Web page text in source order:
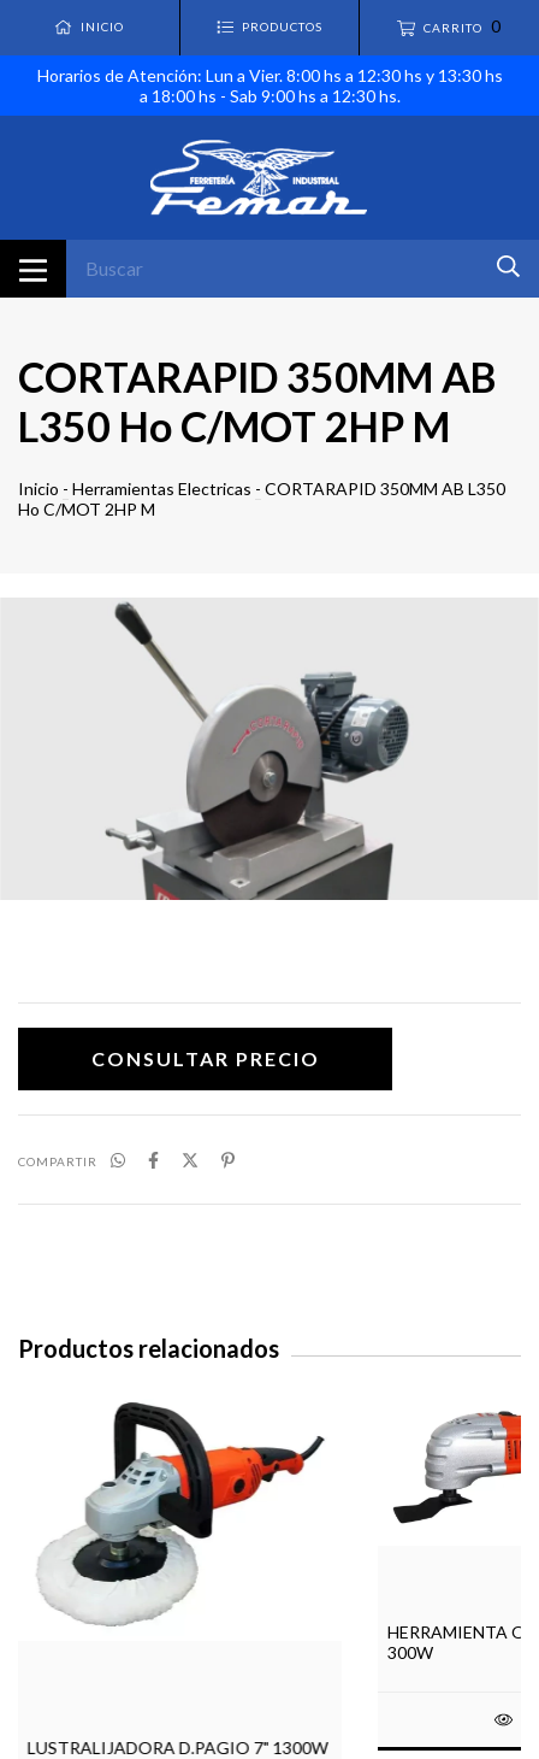
INICIO PRODUCTOS CARRITO 0
Horarios de Atención: Lun a Vier. 8:00 hs a 12:30 hs y 13:30 hs
a 18:00 hs - Sab 9:00 hs a 12:30 hs.
CORTARAPID 350MM AB
L350 Ho C/MOT 2HP M
Inicio - Herramientas Electricas - CORTARAPID 350MM AB L350
Ho C/MOT 2HP M
COMPARTIR
Productos relacionados
LUSTRALIJADORA D.PAGIO 7" 1300W
HERRAMIENTA
300W